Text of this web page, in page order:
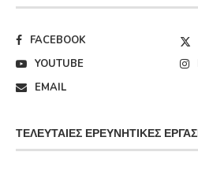
FACEBOOK
YOUTUBE
EMAIL
ΤΕΛΕΥΤΑΊΕΣ ΕΡΕΥΝΗΤΙΚΈΣ